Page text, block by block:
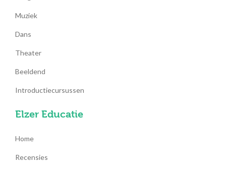
Muziek
Dans
Theater
Beeldend
Introductiecursussen
Elzer Educatie
Home
Recensies